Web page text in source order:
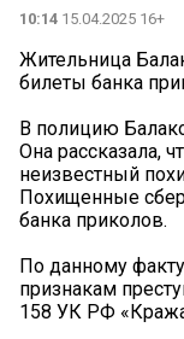
10:14 15.04.2025 16+
Жительница
билеты банка
В полицию
Она рассказала,
неизвестный
Похищенные
банка приколов.
По данному
признакам
158 УК РФ